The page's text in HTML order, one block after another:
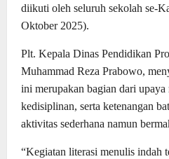
diikuti oleh seluruh sekolah se-
Oktober 2025).
‎Plt. Kepala Dinas Pendidikan
Muhammad Reza Prabowo,
ini merupakan bagian dari upaya
kedisiplinan, serta ketenangan
aktivitas sederhana namun
‎“Kegiatan literasi menulis indah